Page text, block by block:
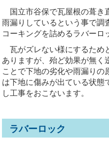
国立市谷保で瓦屋根の葺き
雨漏りしているという事で調
コーキングを詰めるラバーロ
瓦がズレない様にするため
ありますが、殆ど効果が無く
ことで下地の劣化や雨漏りの
は下地に傷みが出ている状態
し工事をおこないます。
ラバーロック